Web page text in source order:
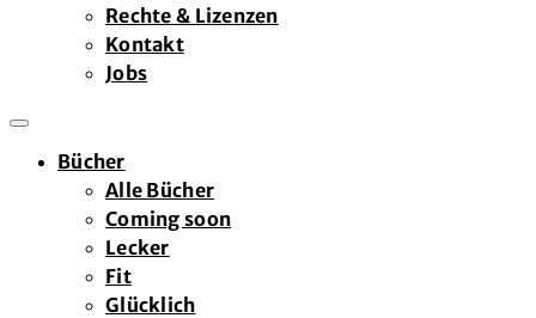
Rechte & Lizenzen
Kontakt
Jobs
Bücher
Alle Bücher
Coming soon
Lecker
Fit
Glücklich